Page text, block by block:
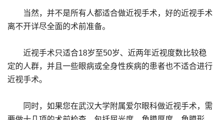
当然，并不是所有人都适合做近视手术，好的近视手术
离不开详尽全面的术前准备。
近视手术只适合18岁至50岁、近两年近视度数比较稳
定的人群，并且一些眼病或全身性疾病的患者也不适合进行
近视手术。
同时，如果您在武汉大学附属爱尔眼科做近视手术，需